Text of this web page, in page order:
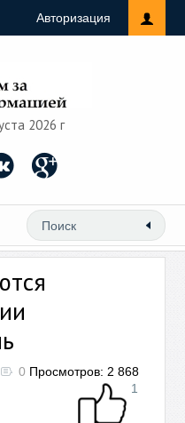
Авторизация
2026 г
0 Просмотров: 2 868
1